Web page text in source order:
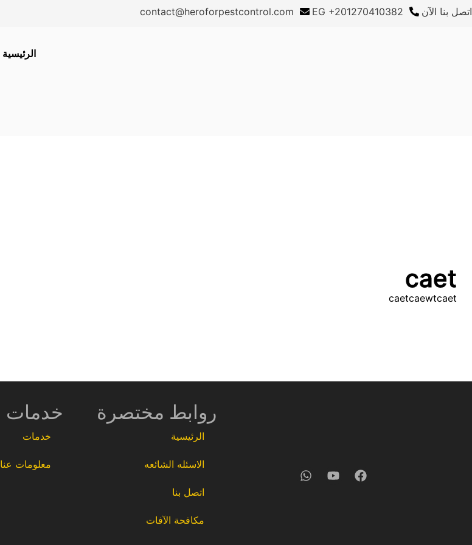
اتصل بنا الآن EG +201270410382
contact@heroforpestcontrol.com
الرئيسية
caet
caetcaewtcaet
روابط مختصرة
الرئيسية
الاسئله الشائعه
اتصل بنا
مكافحة الآفات
خدمات
خدمات
معلومات عنا